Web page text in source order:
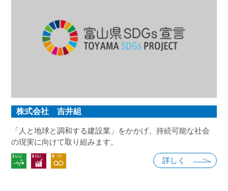
株式会社 吉井組
「人と地球と調和する建設業」をかかげ、持続可能な社会
の現実に向けて取り組みます。
詳しく